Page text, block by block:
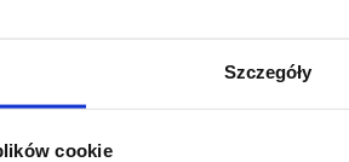
Szczegóły
cookie